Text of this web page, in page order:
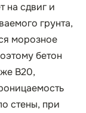
на сдвиг и
грунта,
морозное
бетон
B20,
стены, при